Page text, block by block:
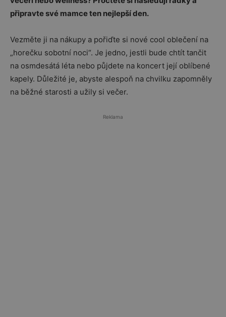
připravte své mamce ten nejlepší den.
Vezměte ji na nákupy a pořiďte si nové cool oblečení na
„horečku sobotní noci“. Je jedno, jestli bude chtít tančit
na osmdesátá léta nebo půjdete na koncert její oblíbené
kapely. Důležité je, abyste alespoň na chvilku zapomněly
na běžné starosti a užily si večer.
Reklama